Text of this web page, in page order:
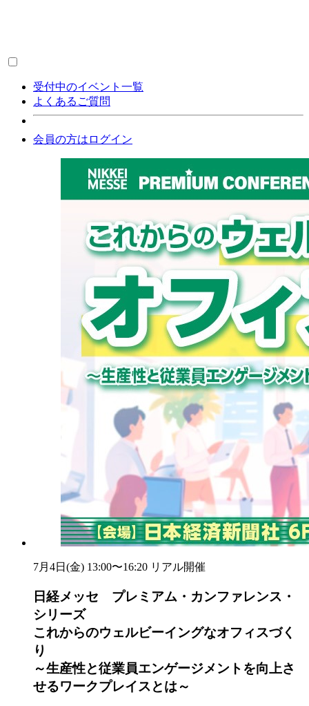
受付中のイベント一覧
よくあるご質問
会員の方はログイン
7月4日(金) 13:00〜16:20 リアル開催
日経メッセ プレミアム・カンファレンス・
シリーズ
これからのウェルビーイングなオフィスづく
り
～生産性と従業員エンゲージメントを向上さ
せるワークプレイスとは～